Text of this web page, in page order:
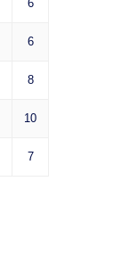
6
6
8
10
7